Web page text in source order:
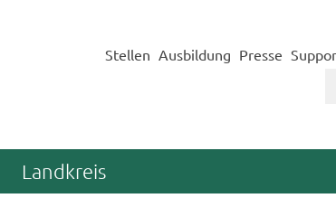
Stellen Ausbildung Presse
Landkreis